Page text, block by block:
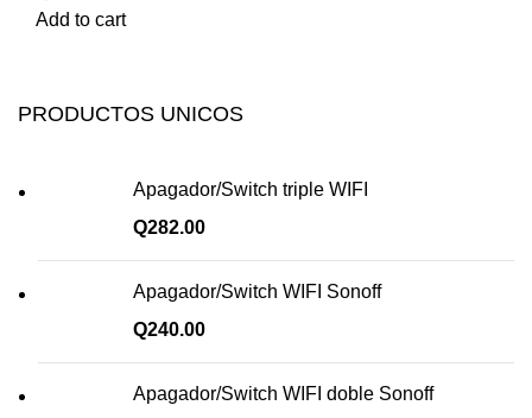
Add to cart
PRODUCTOS UNICOS
Apagador/Switch triple WIFI
Q282.00
Apagador/Switch WIFI Sonoff
Q240.00
Apagador/Switch WIFI doble Sonoff